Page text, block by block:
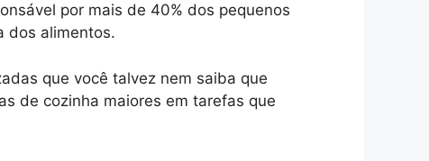
por mais de 40% dos pequenos
dos alimentos.
que você talvez nem saiba que
de cozinha maiores em tarefas que